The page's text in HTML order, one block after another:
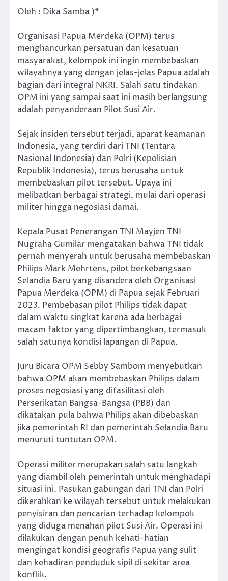
Oleh : Dika Samba )*
Organisasi Papua Merdeka (OPM) terus
menghancurkan persatuan dan kesatuan
masyarakat, kelompok ini ingin membebaskan
wilayahnya yang dengan jelas-jelas Papua adalah
bagian dari integral NKRI. Salah satu tindakan
OPM ini yang sampai saat ini masih berlangsung
adalah penyanderaan Pilot Susi Air.
Sejak insiden tersebut terjadi, aparat keamanan
Indonesia, yang terdiri dari TNI (Tentara
Nasional Indonesia) dan Polri (Kepolisian
Republik Indonesia), terus berusaha untuk
membebaskan pilot tersebut. Upaya ini
melibatkan berbagai strategi, mulai dari operasi
militer hingga negosiasi damai.
Kepala Pusat Penerangan TNI Mayjen TNI
Nugraha Gumilar mengatakan bahwa TNI tidak
pernah menyerah untuk berusaha membebaskan
Philips Mark Mehrtens, pilot berkebangsaan
Selandia Baru yang disandera oleh Organisasi
Papua Merdeka (OPM) di Papua sejak Februari
2023. Pembebasan pilot Philips tidak dapat
dalam waktu singkat karena ada berbagai
macam faktor yang dipertimbangkan, termasuk
salah satunya kondisi lapangan di Papua.
Juru Bicara OPM Sebby Sambom menyebutkan
bahwa OPM akan membebaskan Philips dalam
proses negosiasi yang difasilitasi oleh
Perserikatan Bangsa-Bangsa (PBB) dan
dikatakan pula bahwa Philips akan dibebaskan
jika pemerintah RI dan pemerintah Selandia Baru
menuruti tuntutan OPM.
Operasi militer merupakan salah satu langkah
yang diambil oleh pemerintah untuk menghadapi
situasi ini. Pasukan gabungan dari TNI dan Polri
dikerahkan ke wilayah tersebut untuk melakukan
penyisiran dan pencarian terhadap kelompok
yang diduga menahan pilot Susi Air. Operasi ini
dilakukan dengan penuh kehati-hatian
mengingat kondisi geografis Papua yang sulit
dan kehadiran penduduk sipil di sekitar area
konflik.